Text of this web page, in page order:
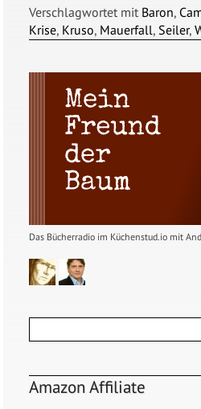
Verschlagwortet mit Baron,
Krise, Kruso, Mauerfall, Seiler,
Das Bücherradio im Küchenstud.io mit
Amazon Affiliate